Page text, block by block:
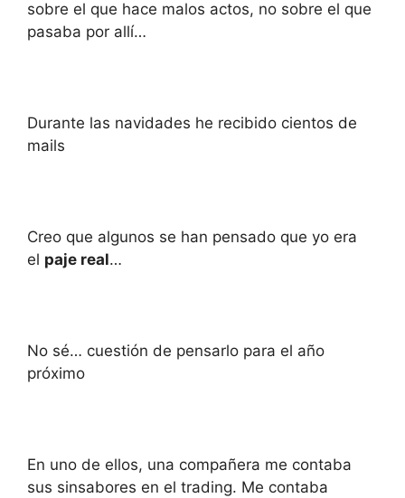
sobre el que hace malos actos, no sobre el que
pasaba por allí…
Durante las navidades he recibido cientos de
mails
Creo que algunos se han pensado que yo era
el paje real…
No sé… cuestión de pensarlo para el año
próximo
En uno de ellos, una compañera me contaba
sus sinsabores en el trading. Me contaba